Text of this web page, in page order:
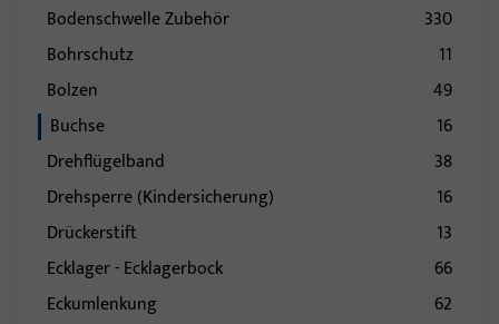
Bodenschwelle Zubehör
330
Bohrschutz
11
Bolzen
49
Buchse
16
Drehflügelband
38
Drehsperre (Kindersicherung)
16
Drückerstift
13
Ecklager - Ecklagerbock
66
Eckumlenkung
62